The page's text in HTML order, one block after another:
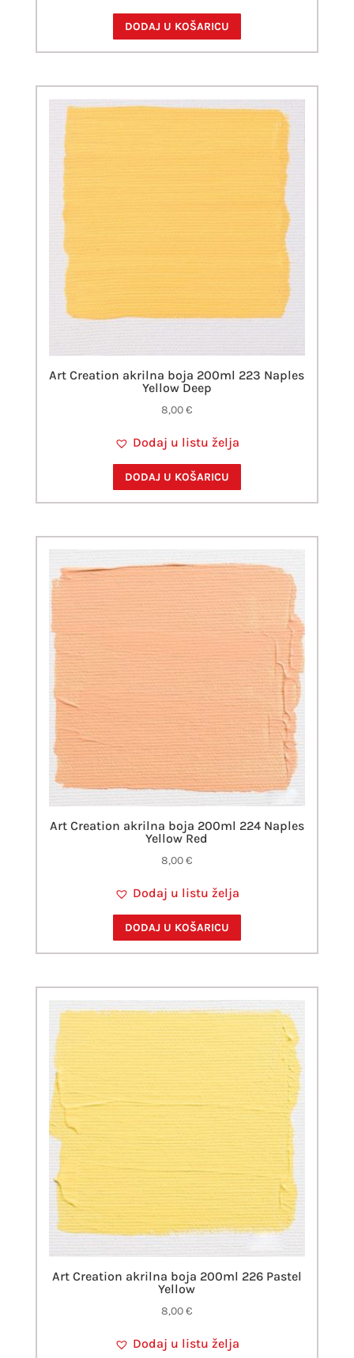
DODAJ U KOŠARICU
Art Creation akrilna boja 200ml 223 Naples
Yellow Deep
8,00€
Dodaj u listu želja
DODAJ U KOŠARICU
Art Creation akrilna boja 200ml 224 Naples
Yellow Red
8,00€
Dodaj u listu želja
DODAJ U KOŠARICU
Art Creation akrilna boja 200ml 226 Pastel
Yellow
8,00€
Dodaj u listu želja